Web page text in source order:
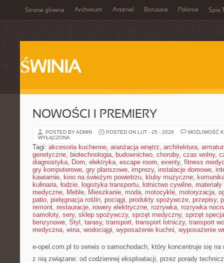
Strona główna Archiwum Arsenal Borussia Polonia Spis
ŚWINIA
NOWOŚCI I PREMIERY
POSTED BY ADMIN POSTED ON LUT - 25 - 2026
MOŻLIWOŚĆ
WYŁĄCZONA
Tagi: akcesoria kuchenne, aranżacja wnętrz, architektura,
genetyczne, biotechnologia, budownictwo, choroby, czas wolny,
diagnostyka, Dom, elektryka, escape room, eventy, fitness
gry komputerowe, gry planszowe, imprezy, instalacje domowe,
kawiarnie, kino na świeżym powietrzu, kluby muzyczne,
kulinaria, łodzie, logistyka transportu, lotnictwo cywilne,
medyczne, Meble, Mieszkanie, moda, motocykle, motoryzacja,
patio, pielęgnacja roślin, pociągi, produkty spożywcze, przepisy,
remont, restauracje, rowery elektryczne, rozrywka, rozrywka
samoloty, sery, sklep spożywczy, sprzęt medyczny, sprzęt
benzynowe, Styl , tarasy, transport, transport lotniczy, transport
medyczna, wina, wodociągi, wyposażenie kuchni, wyposażenie
e-opel.com.pl to serwis o samochodach, który koncentruje się
z nią związane: od codziennej eksploatacji, przez porady